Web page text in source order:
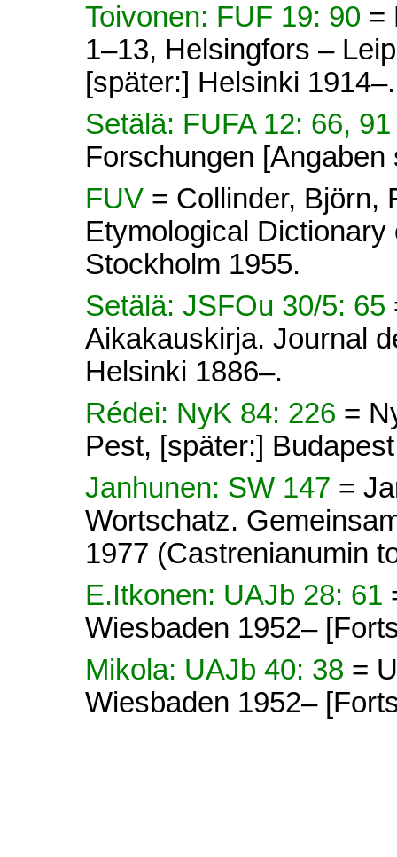
Toivonen: FUF 19: 90 =
1–13, Helsingfors –
[später:] Helsinki 1914–.
Setälä: FUFA 12: 66,
Forschungen [Angaben
FUV = Collinder, Björn,
Etymological
Stockholm 1955.
Setälä: JSFOu 30/5: 65
Aikakauskirja. Journal
Helsinki 1886–.
Rédei: NyK 84: 226 =
Pest, [später:]
Janhunen: SW 147 =
Wortschatz.
1977 (Castrenianumin
E.Itkonen: UAJb 28: 61
Wiesbaden 1952–
Mikola: UAJb 40: 38 =
Wiesbaden 1952–